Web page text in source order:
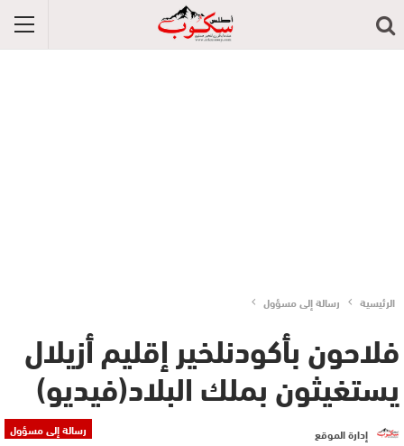
الرئيسية رسالة إلى مسؤول
فلاحون بأكودنلخير إقليم أزيلال
يستغيثون بملك البلاد(فيديو)
رسالة إلى مسؤول
إدارة الموقع